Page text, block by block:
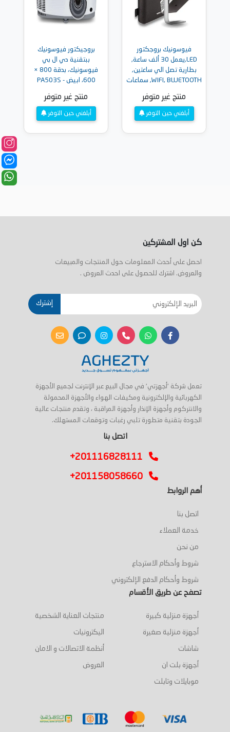
فيوسونيك بروجكتور
LED,يعمل 30 ألف ساعة,
بطارية تصل الي ساعتين,
WIFI, BLUETOOTH, سماعات
M1+G2
منتج غير متوفر
أبلغني حين التوفر
بروجيكتور فيوسونيك
ببتقنية دي ال بي
فيوسونيك، بدقة 800 ×
600، ابيض - PA503S
منتج غير متوفر
أبلغني حين التوفر
كن اول المشتركين
احصل على أحدث المعلومات حول المنتجات والمبيعات
والعروض. اشترك للحصول على احدث العروض .
إشترك
تعمل شركة 'أجهزتي' في مجال البيع عبر الإنترنت لجميع الأجهزة
الكهربائية والإلكترونية ومكيفات الهواء والأجهزة المحمولة
والانتركوم وأجهزة الإنذار وأجهزة المراقبة ، وتقدم منتجات عالية
الجودة بتقنية متطورة تلبي رغبات وتوقعات المستهلك.
اتصل بنا
+201116828111
+201158058660
أهم الروابط
اتصل بنا
خدمة العملاء
من نحن
شروط وأحكام الاسترجاع
شروط وأحكام الدفع الإلكتروني
تصفح عن طريق الأقسام
أجهزة منزلية كبيرة
أجهزة منزلية صغيرة
شاشات
أجهزة بلت ان
موبايلات وتابلت
منتجات العناية الشخصية
اليكترونيات
أنظمة الاتصالات و الامان
العروض